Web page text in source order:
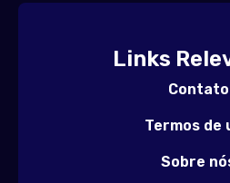
Links
Contato
Termos de
Sobre